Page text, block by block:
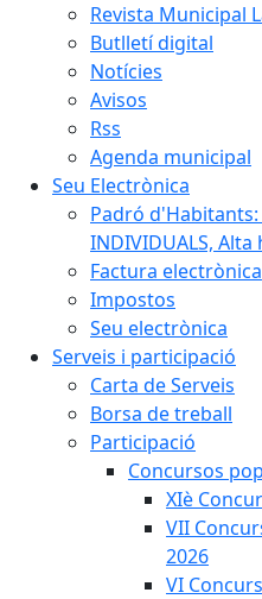
Revista Municipal
Butlletí digital
Notícies
Avisos
Rss
Agenda municipal
Seu Electrònica
Padró d'Habitants:
INDIVIDUALS,
Factura electrònica
Impostos
Seu electrònica
Serveis i participació
Carta de Serveis
Borsa de treball
Participació
Concursos
XIè
VII
2026
VI